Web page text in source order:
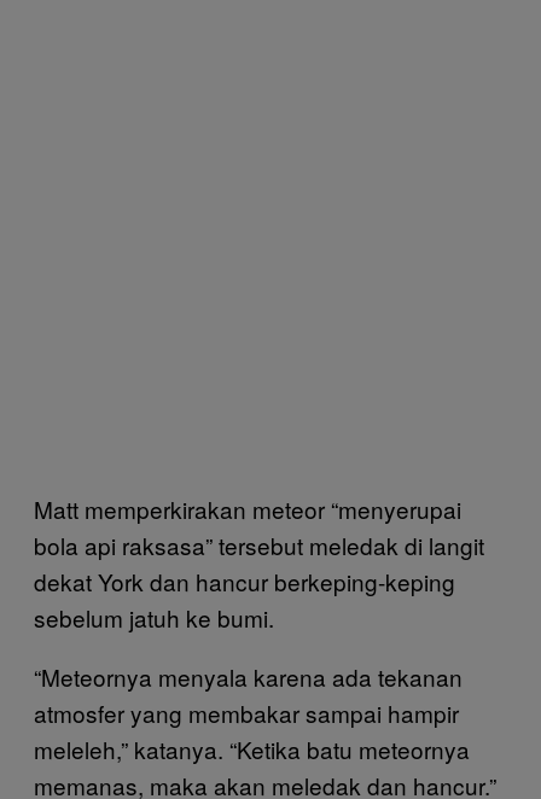
Matt memperkirakan meteor “menyerupai
bola api raksasa” tersebut meledak di langit
dekat York dan hancur berkeping-keping
sebelum jatuh ke bumi.
“Meteornya menyala karena ada tekanan
atmosfer yang membakar sampai hampir
meleleh,” katanya. “Ketika batu meteornya
memanas, maka akan meledak dan hancur.”